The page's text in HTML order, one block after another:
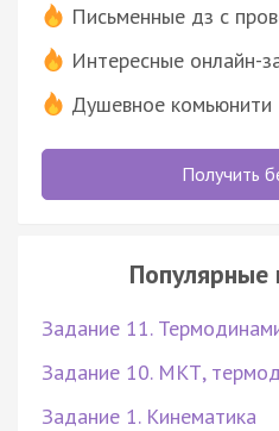
Письменные дз с
Интересные онлайн-
Душевное комьюнити
Получить
Популярные
Задание 11.
Задание 10. МКТ,
Задание 1. Кинематика